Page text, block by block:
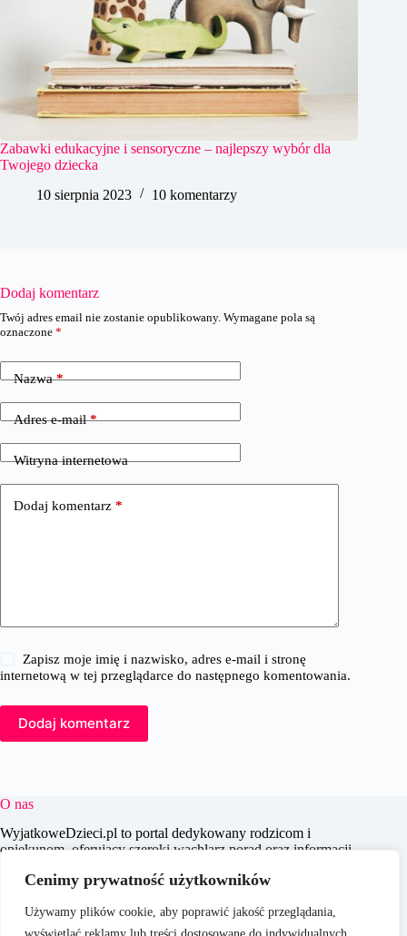
Cenimy prywatność użytkowników
Używamy plików cookie, aby poprawić jakość przeglądania,
Zabawki edukacyjne i sensoryczne – najlepszy wybór dla
Twojego dziecka
10 sierpnia 2023
10 komentarzy
Dodaj komentarz
Twój adres email nie zostanie opublikowany. Wymagane pola są
oznaczone *
Nazwa*
Adres e-mail*
Witryna internetowa
Dodaj komentarz *
Zapisz moje imię i nazwisko, adres e-mail i stronę
internetową w tej przeglądarce do następnego komentowania.
Dodaj komentarz
O nas
WyjatkoweDzieci.pl to portal dedykowany rodzicom i
opiekunom, oferujący szeroki wachlarz porad oraz informacji
celem jest wspieranie dorosłych w codziennych wyzwaniach
praktycznych treści, które pomagają w świadomym i
efektywnym wychowywaniu młodego pokolenia.